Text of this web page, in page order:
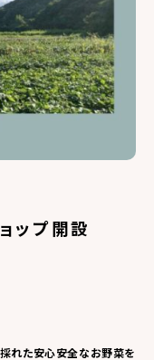
ップ開設
れた安心安全なお野菜を